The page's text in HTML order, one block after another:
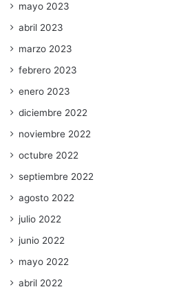
mayo 2023
abril 2023
marzo 2023
febrero 2023
enero 2023
diciembre 2022
noviembre 2022
octubre 2022
septiembre 2022
agosto 2022
julio 2022
junio 2022
mayo 2022
abril 2022